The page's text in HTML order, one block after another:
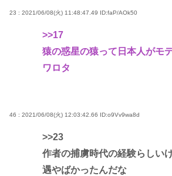
23 : 2021/06/08(火) 11:48:47.49 ID:faP/AOk50
>>17
猿の惑星の猿って日本人がモ
ワロタ
46 : 2021/06/08(火) 12:03:42.66 ID:o9Vv9wa8d
>>23
作者の捕虜時代の経験らしい
遇やばかったんだな